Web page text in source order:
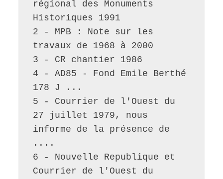
régional des Monuments
Historiques 1991
2 - MPB : Note sur les
travaux de 1968 à 2000
3 - CR chantier 1986
4 - AD85 - Fond Emile Berthé
178 J ...
5 - Courrier de l'Ouest du
27 juillet 1979, nous
informe de la présence de
....
6 - Nouvelle Republique et
Courrier de l'Ouest du